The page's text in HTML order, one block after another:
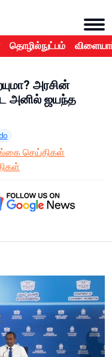
தொழில்நுட்பம்
அரசின்
அனில் ஜயந்த
செய்திகள்